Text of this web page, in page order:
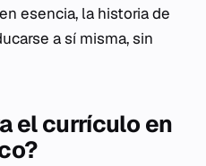
esencia, la historia de
a sí misma, sin
el currículo en